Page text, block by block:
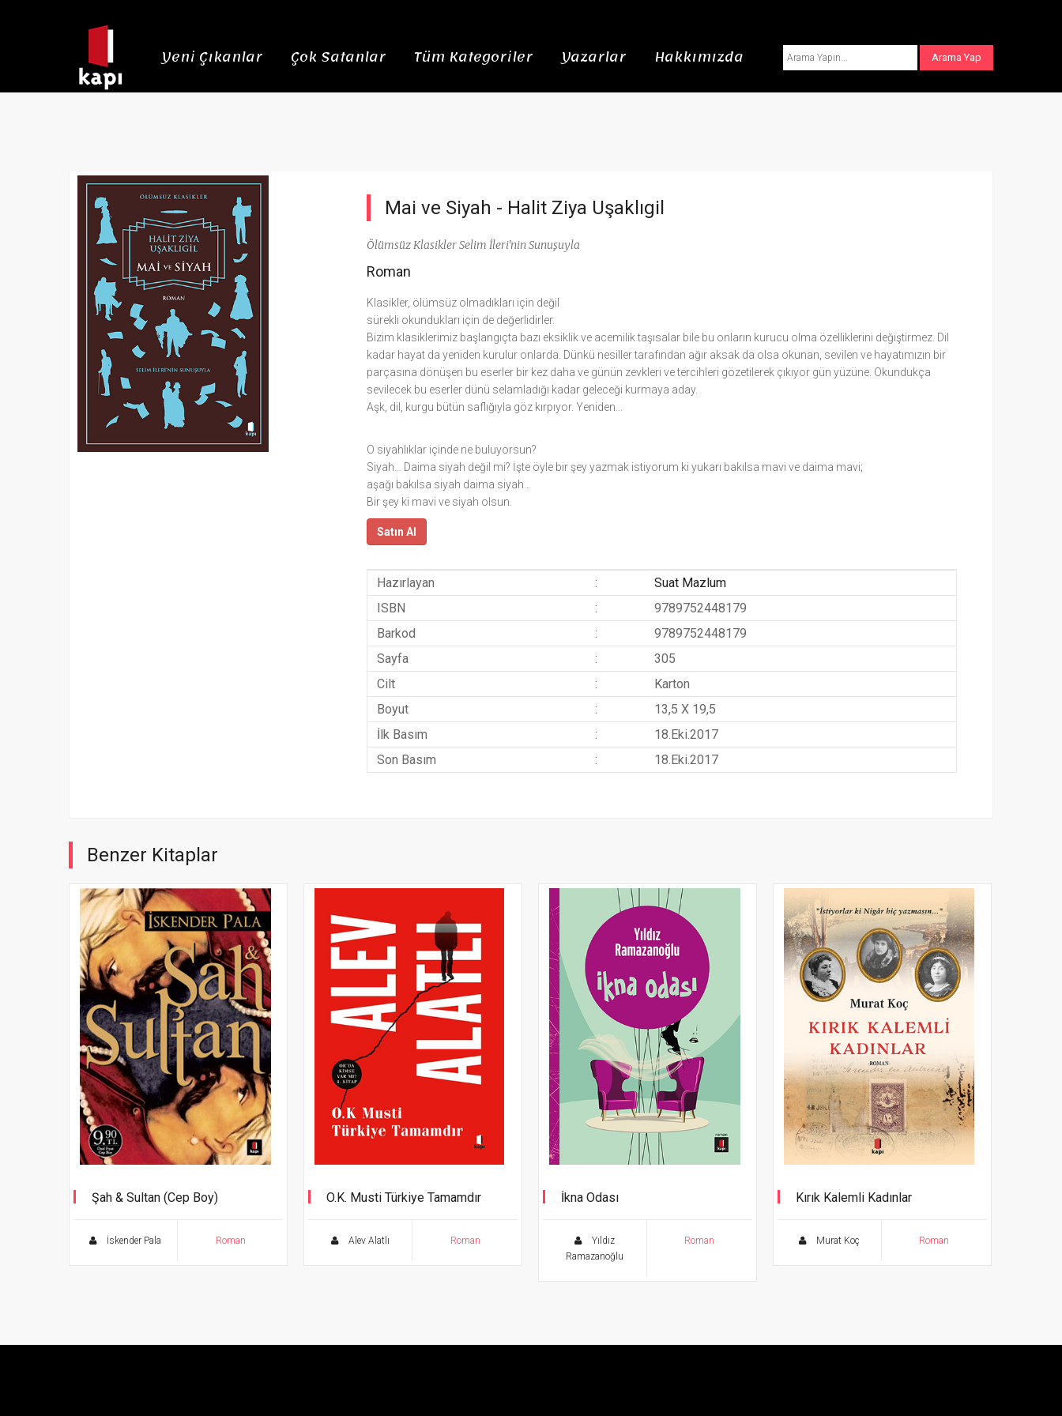
Yeni Çıkanlar Çok Satanlar Tüm Kategoriler Yazarlar Hakkımızda
Mai ve Siyah - Halit Ziya Uşaklıgil
Ölümsüz Klasikler Selim İleri'nin Sunuşuyla
Roman
Klasikler, ölümsüz olmadıkları için değil
sürekli okundukları için de değerlidirler.
Bizim klasiklerimiz başlangıçta bazı eksiklik ve acemilik taşısalar bile bu onların kurucu olma özelliklerini değiştirmez. Dil
kadar hayat da yeniden kurulur onlarda. Dünkü nesiller tarafından ağır aksak da olsa okunan, sevilen ve hayatımızın bir
parçasına dönüşen bu eserler bir kez daha ve günün zevkleri ve tercihleri gözetilerek çıkıyor gün yüzüne. Okundukça
sevilecek bu eserler dünü selamladığı kadar geleceği kurmaya aday.
Aşk, dil, kurgu bütün saflığıyla göz kırpıyor. Yeniden...
O siyahlıklar içinde ne buluyorsun?
Siyah… Daima siyah değil mi? İşte öyle bir şey yazmak istiyorum ki yukarı bakılsa mavi ve daima mavi;
aşağı bakılsa siyah daima siyah…
Bir şey ki mavi ve siyah olsun.
Satın Al
Hazırlayan :
Suat Mazlum
ISBN
:
9789752448179
Barkod
:
9789752448179
Sayfa
:
305
Cilt
:
Karton
Boyut
:
13,5 X 19,5
İlk Basım
:
18.Eki.2017
Son Basım
: 18.Eki.2017
Benzer Kitaplar
Şah & Sultan (Cep Boy)
İskender Pala Roman
O.K. Musti Türkiye Tamamdır
Alev Alatlı Roman
İkna Odası
Yıldız
Ramazanoğlu
Roman
Kırık Kalemli Kadınlar
Murat Koç Roman